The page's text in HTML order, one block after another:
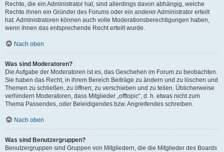
Rechte, die ein Administrator hat, sind allerdings davon abhängig, welche
Rechte ihnen ein Gründer des Forums oder ein anderer Administrator erteilt
hat. Administratoren können auch volle Moderationsberechtigungen haben,
wenn ihnen das entsprechende Recht erteilt wurde.
Nach oben
Was sind Moderatoren?
Die Aufgabe der Moderatoren ist es, das Geschehen im Forum zu beobachten.
Sie haben das Recht, in ihrem Bereich Beiträge zu ändern und zu löschen und
Themen zu schließen, zu öffnen, zu verschieben und zu teilen. Üblicherweise
verhindern Moderatoren, dass Mitglieder „offtopic“, d. h. etwas nicht zum
Thema Passendes, oder Beleidigendes bzw. Angreifendes schreiben.
Nach oben
Was sind Benutzergruppen?
Benutzergruppen sind Gruppen von Mitgliedern, die die Mitglieder des Boards